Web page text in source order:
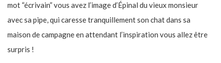
mot “écrivain” vous avez l’image d’Épinal du vieux monsieur
avec sa pipe, qui caresse tranquillement son chat dans sa
maison de campagne en attendant l’inspiration vous allez être
surpris !